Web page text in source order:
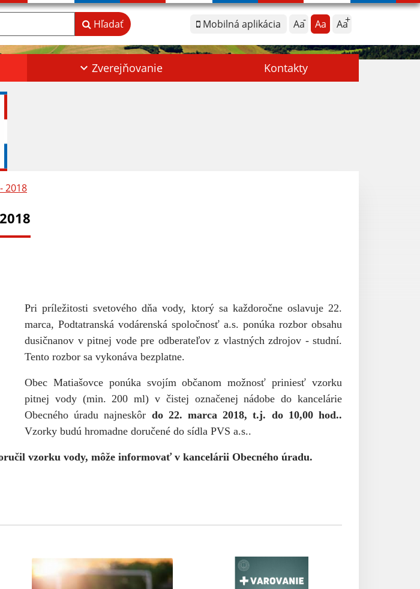
Mobilná aplikácia Aa Aa Aa
Hľadať
Zverejňovanie Kontakty
2018
Pri príležitosti svetového dňa vody, ktorý sa každoročne oslavuje 22.
marca, Podtatranská vodárenská spoločnosť a.s. ponúka rozbor obsahu
dusičnanov v pitnej vode pre odberateľov z vlastných zdrojov - studní.
Tento rozbor sa vykonáva bezplatne.
Obec Matiašovce ponúka svojím občanom možnosť priniesť vzorku
pitnej vody (min. 200 ml) v čistej označenej nádobe do kancelárie
Obecného úradu najneskôr do 22. marca 2018, t.j. do 10,00 hod..
Vzorky budú hromadne doručené do sídla PVS a.s..
vzorku vody, môže informovať v kancelárii Obecného úradu.